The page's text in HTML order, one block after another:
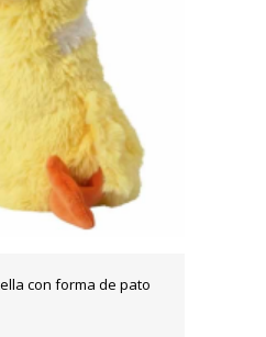
con forma de pato